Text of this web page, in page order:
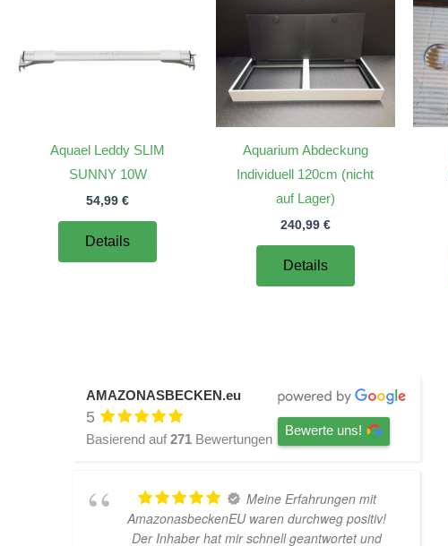
Aquael Leddy SLIM
SUNNY 10W
54,99€
Details
Aquarium Abdeckung
Individuell 120cm (nicht
auf Lager)
240,99 €
Details
AMAZONASBECKEN.eu
5
Basierend auf 271 Bewertungen
Bewerte uns!
Meine Erfahrungen mit
AmazonasbeckenEU waren durchweg positiv!
Der Inhaber hat mir schnell geantwortet und